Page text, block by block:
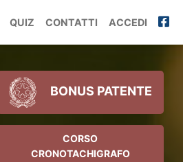
QUIZ CONTATTI ACCEDI
BONUS PATENTE
CORSO
CRONOTACHIGRAFO